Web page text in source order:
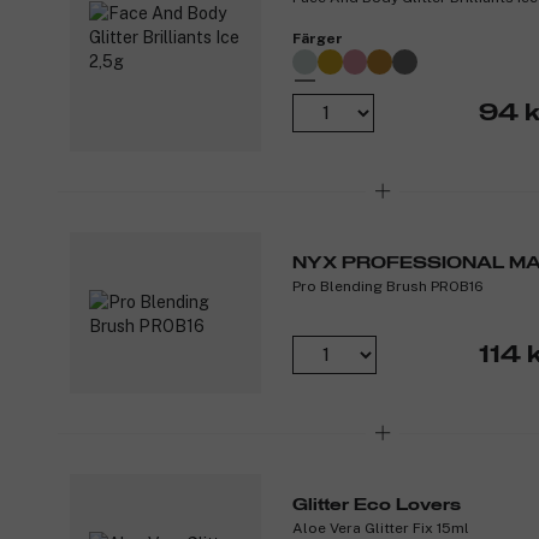
Färger
94
NYX PROFESSIONAL
Pro Blending Brush PROB16
114
Glitter Eco Lovers
Aloe Vera Glitter Fix 15ml